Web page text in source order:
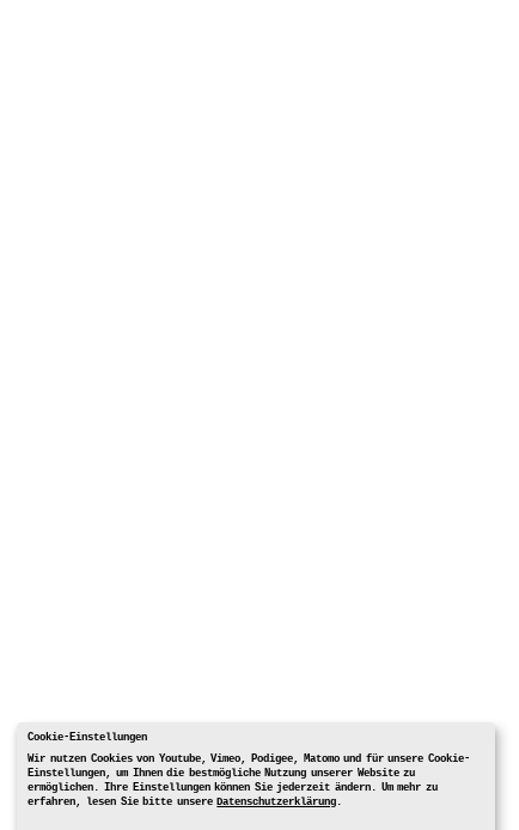
Cookie-Einstellungen
Wir nutzen Cookies von Youtube, Vimeo, Podigee, Matomo und für unsere Cookie-
Einstellungen, um Ihnen die bestmögliche Nutzung unserer Website zu
ermöglichen. Ihre Einstellungen können Sie jederzeit ändern. Um mehr zu
erfahren, lesen Sie bitte unsereDatenschutzerklärung.